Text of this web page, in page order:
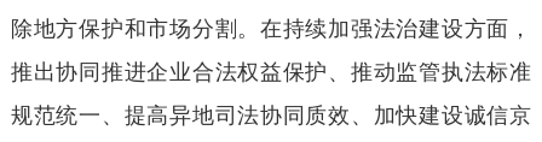
除地方保护和市场分割。在持续加强法治建设方面，
推出协同推进企业合法权益保护、推动监管执法标准
规范统一、提高异地司法协同质效、加快建设诚信京